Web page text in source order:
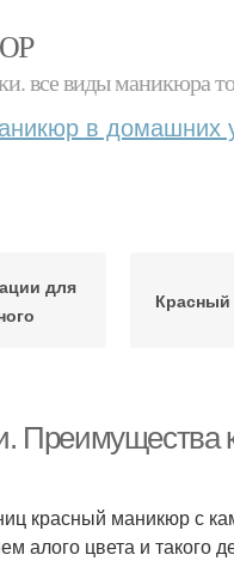
все виды маникюра
в домашних
для
Красный
красный маникюр с
алого цвета и такого